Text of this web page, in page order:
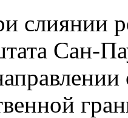
слиянии
Сан-